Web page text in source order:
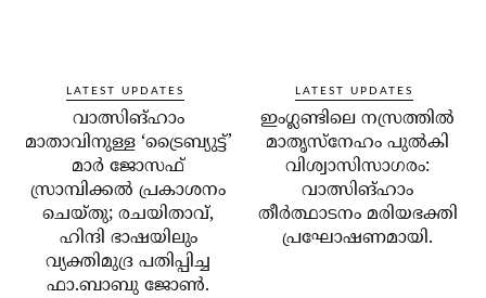
LATEST UPDATES
വാത്സിങ്ഹാം
മാതാവിനുള്ള ‘ട്രൈബ്യുട്ട്’
മാർ ജോസഫ്
സ്രാമ്പിക്കൽ പ്രകാശനം
ചെയ്തു; രചയിതാവ്,
ഹിന്ദി ഭാഷയിലും
വ്യക്തിമുദ്ര പതിപ്പിച്ച
ഫാ.ബാബു ജോൺ.
LATEST UPDATES
ഇംഗ്ലണ്ടിലെ നസ്രത്തിൽ
മാതൃസ്നേഹം പുൽകി
വിശ്വാസിസാഗരം:
വാത്സിങ്ഹാം
തീർത്ഥാടനം മരിയഭക്തി
പ്രഘോഷണമായി.